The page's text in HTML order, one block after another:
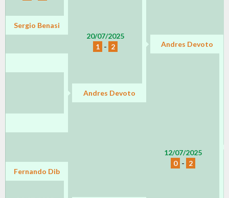
20/07/2025
1 - 2
Sergio Benasi
Andres Devoto
12/07/2025
0 - 2
Andres Devoto
Fernando Dib